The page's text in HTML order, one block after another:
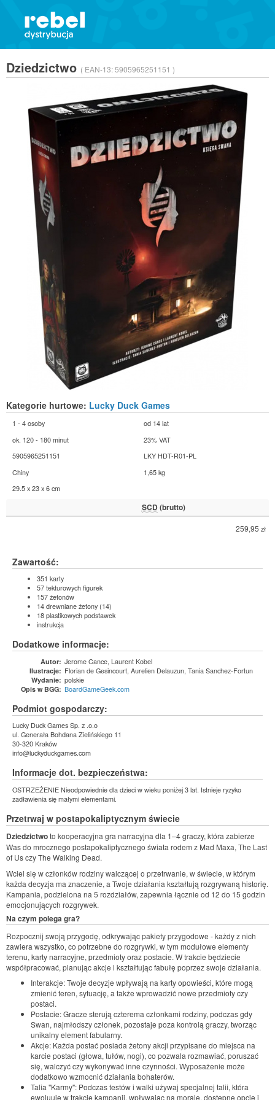
Dziedzictwo ( EAN-13:5905965251151 )
Kategorie hurtowe: Lucky Duck Games
1 - 4 osoby
od 14 lat
ok. 120 - 180 minut
23% VAT
5905965251151
LKY HDT-R01-PL
Chiny
1,65 kg
29.5 x 23 x 6 cm
SCD (brutto)
259,95 zł
Zawartość:
351 karty
57 tekturowych figurek
157 żetonów
14 drewniane żetony (14)
18 plastikowych podstawek
instrukcja
Dodatkowe informacje:
Autor: Jerome Cance, Laurent Kobel
Ilustracje: Florian de Gesincourt, Aurelien Delauzun, Tania Sanchez-Fortun
Wydanie: polskie
Opis w BGG: BoardGameGeek.com
Podmiot gospodarczy:
Lucky Duck Games Sp. z .o.o
ul. Generała Bohdana Zielińskiego 11
30-320 Kraków
info@luckyduckgames.com
Informacje dot. bezpieczeństwa:
OSTRZEŻENIE Nieodpowiednie dla dzieci w wieku poniżej 3 lat. Istnieje ryzyko
zadławienia się małymi elementami.
Przetrwaj w postapokaliptycznym świecie
Dziedzictwoto kooperacyjna gra narracyjna dla 1–4 graczy, która zabierze
Was do mrocznego postapokaliptycznego świata rodem z Mad Maxa, The Last
of Us czy The Walking Dead.
Wciel się w członków rodziny walczącej o przetrwanie, w świecie, w którym
każda decyzja ma znaczenie, a Twoje działania kształtują rozgrywaną historię.
Kampania, podzielona na 5 rozdziałów, zapewnia łącznie od 12 do 15 godzin
emocjonujących rozgrywek.
Na czym polega gra?
Rozpocznij swoją przygodę, odkrywając pakiety przygodowe - każdy z nich
zawiera wszystko, co potrzebne do rozgrywki, w tym modułowe elementy
terenu, karty narracyjne, przedmioty oraz postacie. W trakcie będziecie
współpracować, planując akcje i kształtując fabułę poprzez swoje działania.
Interakcje: Twoje decyzje wpływają na karty opowieści, które mogą
zmienić teren, sytuację, a także wprowadzić nowe przedmioty czy
postaci.
Postacie: Gracze sterują czterema członkami rodziny, podczas gdy
Swan, najmłodszy członek, pozostaje poza kontrolą graczy, tworząc
unikalny element fabularny.
Akcje: Każda postać posiada żetony akcji przypisane do miejsca na
karcie postaci (głowa, tułów, nogi), co pozwala rozmawiać, poruszać
się, walczyć czy wykonywać inne czynności. Wyposażenie może
dodatkowo wzmocnić działania bohaterów.
Talia "Karmy": Podczas testów i walki używaj specjalnej talii, która
ewoluuje w trakcie kampanii, wpływając na morale, dostępne opcje i